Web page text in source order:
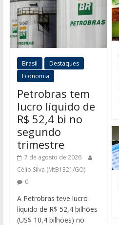
Brasil
Destaques
Economia
Petrobras tem
lucro líquido de
R$ 52,4 bi no
segundo
trimestre
7 de agosto de 2026
Célio Silva (MtB1321/GO)
0
A Petrobras teve lucro
líquido de R$ 52,4 bilhões
(US$ 10,4 bilhões) no